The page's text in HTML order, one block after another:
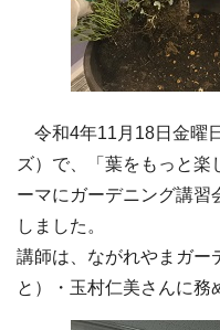
令和4年11月18日金曜
ズ）で、「葉をもっと楽
ーマにガーデニング講習
しました。
講師は、ながれやまガー
と）・玉村仁美さんに務